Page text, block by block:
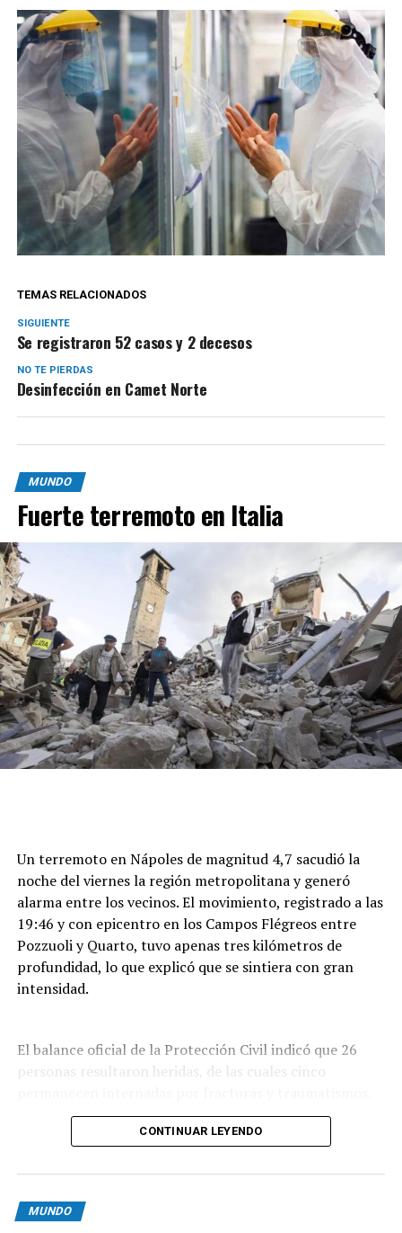
TEMAS RELACIONADOS
SIGUIENTE
Se registraron 52 casos y 2 decesos
NO TE PIERDAS
Desinfección en Camet Norte
MUNDO
Fuerte terremoto en Italia
Un terremoto en Nápoles de magnitud 4,7 sacudió la
noche del viernes la región metropolitana y generó
alarma entre los vecinos. El movimiento, registrado a las
19:46 y con epicentro en los Campos Flégreos entre
Pozzuoli y Quarto, tuvo apenas tres kilómetros de
profundidad, lo que explicó que se sintiera con gran
intensidad.
El balance oficial de la Protección Civil indicó que 26
personas resultaron heridas, de las cuales cinco
Además, por daños en distintos inmuebles se evacuó de
forma preventiva a unas 300 personas,
que sufrió el mayor impacto del sismo.
Las imágenes que circularon muestran
CONTINUAR LEYENDO
MUNDO